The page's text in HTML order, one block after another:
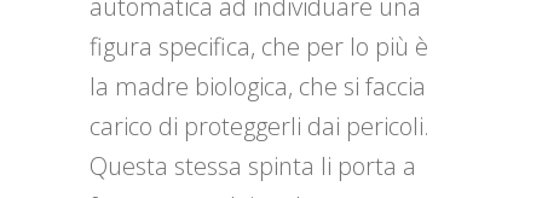
automatica ad individuare una
figura specifica, che per lo più è
la madre biologica, che si faccia
carico di proteggerli dai pericoli.
Questa stessa spinta li porta a